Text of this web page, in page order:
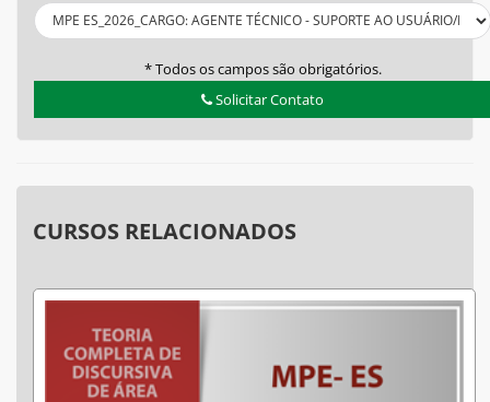
* Todos os campos são obrigatórios.
Solicitar Contato
CURSOS RELACIONADOS